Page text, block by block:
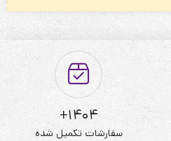
1404+
سفارشات تکمیل شده